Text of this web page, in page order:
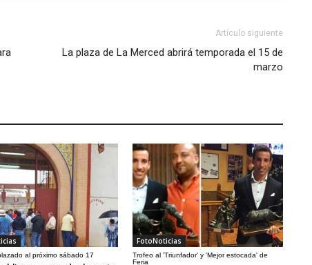
Artículo siguiente
La plaza de La Merced abrirá temporada el 15 de
marzo
al próximo sábado 17
FotoNoticias
Trofeo al 'Triunfador' y 'Mejor estocada' de
Feria